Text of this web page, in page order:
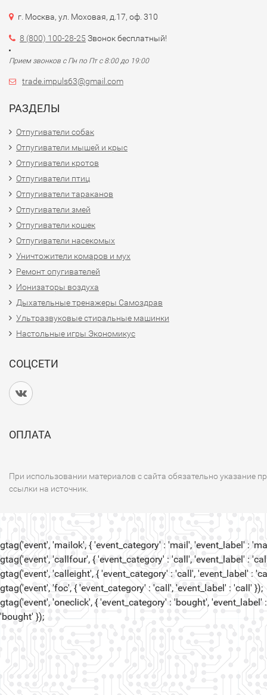
г. Москва, ул. Моховая, д.17, оф. 310
8 (800) 100-28-25 Звонок бесплатный!
Прием звонков с Пн по Пт с 8:00 до 19:00
trade.impuls63@gmail.com
РАЗДЕЛЫ
Отпугиватели собак
Отпугиватели мышей и крыс
Отпугиватели кротов
Отпугиватели птиц
Отпугиватели тараканов
Отпугиватели змей
Отпугиватели кошек
Отпугиватели насекомых
Уничтожители комаров и мух
Ремонт опугивателей
Ионизаторы воздуха
Дыхательные тренажеры Самоздрав
Ультразвуковые стиральные машинки
Настольные игры Экономикус
СОЦСЕТИ
ОПЛАТА
При использовании материалов с сайта обязательно указание
ссылки на источник.
gtag('event', 'mailok', { 'event_category' : 'mail', 'event_label' :
gtag('event', 'callfour', { 'event_category' : 'call', 'event_label' :
gtag('event', 'calleight', { 'event_category' : 'call', 'event_label' :
gtag('event', 'foc', { 'event_category' : 'call', 'event_label' : 'call' });
gtag('event', 'oneclick', { 'event_category' : 'bought', 'event_label' :
'bought' });